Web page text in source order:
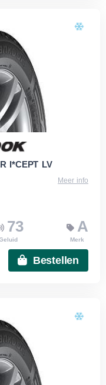
I*CEPT LV
Meer info
73 A
Merk
Bestellen